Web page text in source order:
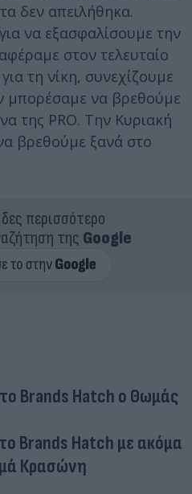
δεν απειλήθηκα.
να εξασφαλίσουμε την
στον τελευταίο
τη νίκη, συνεχίζουμε
μπορέσαμε να βρεθούμε
της PRO. Την Κυριακή
βρεθούμε ξανά στο
περισσότερο
της Google
Brands Hatch ο Θωμάς
Brands Hatch με ακόμα
Κρασώνη